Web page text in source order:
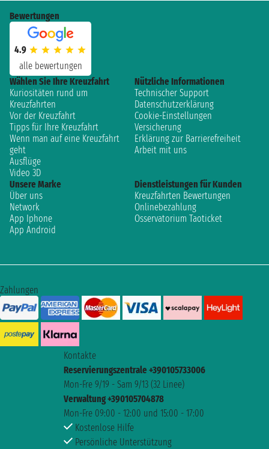
Bewertungen
4.9
alle bewertungen
Wählen Sie Ihre Kreuzfahrt
Kuriositäten rund um
Kreuzfahrten
Vor der Kreuzfahrt
Tipps für Ihre Kreuzfahrt
Wenn man auf eine Kreuzfahrt
geht
Ausflüge
Video 3D
Nützliche Informationen
Technischer Support
Datenschutzerklärung
Cookie-Einstellungen
Versicherung
Erklärung zur Barrierefreiheit
Arbeit mit uns
Unsere Marke
Über uns
Network
App Iphone
App Android
Dienstleistungen für Kunden
Kreuzfahrten Bewertungen
Onlinebezahlung
Osservatorium Taoticket
Zahlungen
Kontakte
Reservierungszentrale +390105733006
Mon-Fre 9/19 - Sam 9/13 (32 Linee)
Verwaltung +390105704878
Mon-Fre 09:00 - 12:00 und 15:00 - 17:00
Kostenlose Hilfe
Persönliche Unterstützung